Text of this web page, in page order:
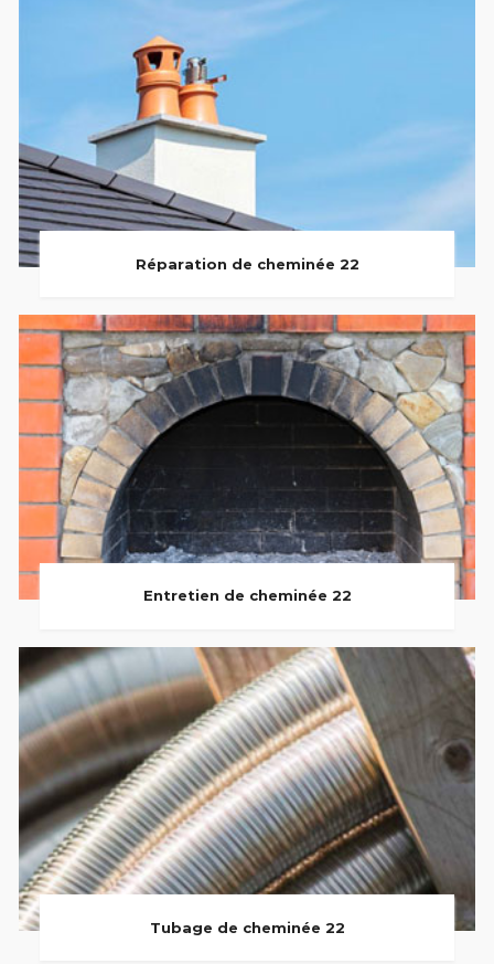
Réparation de cheminée 22
Entretien de cheminée 22
Tubage de cheminée 22